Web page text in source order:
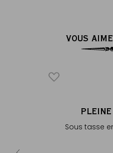
VOUS
Sous tasse